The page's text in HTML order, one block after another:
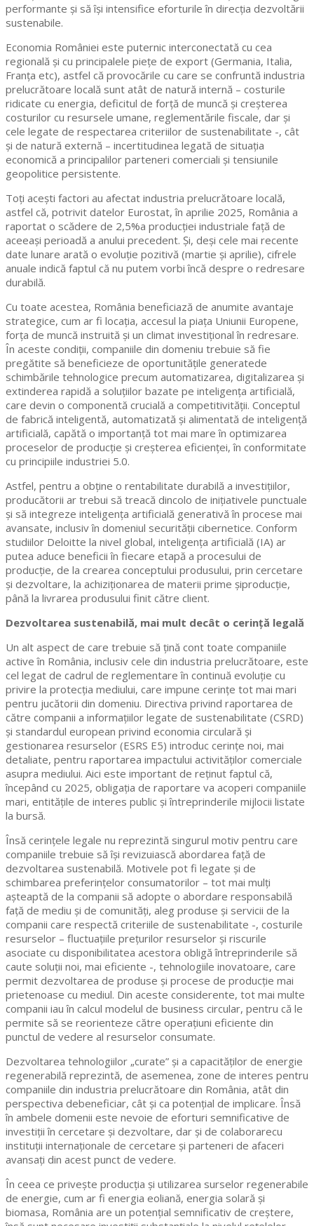
performante și să își intensifice eforturile în direcția dezvoltării
sustenabile.
Economia României este puternic interconectată cu cea
regională și cu principalele piețe de export (Germania, Italia,
Franța etc), astfel că provocările cu care se confruntă industria
prelucrătoare locală sunt atât de natură internă – costurile
ridicate cu energia, deficitul de forță de muncă și creșterea
costurilor cu resursele umane, reglementările fiscale, dar și
cele legate de respectarea criteriilor de sustenabilitate -, cât
și de natură externă – incertitudinea legată de situația
economică a principalilor parteneri comerciali și tensiunile
geopolitice persistente.
Toți acești factori au afectat industria prelucrătoare locală,
astfel că, potrivit datelor Eurostat, în aprilie 2025, România a
raportat o scădere de 2,5%a producției industriale față de
aceeași perioadă a anului precedent. Și, deși cele mai recente
date lunare arată o evoluție pozitivă (martie și aprilie), cifrele
anuale indică faptul că nu putem vorbi încă despre o redresare
durabilă.
Cu toate acestea, România beneficiază de anumite avantaje
strategice, cum ar fi locația, accesul la piața Uniunii Europene,
forța de muncă instruită și un climat investițional în redresare.
În aceste condiții, companiile din domeniu trebuie să fie
pregătite să beneficieze de oportunitățile generatede
schimbările tehnologice precum automatizarea, digitalizarea și
extinderea rapidă a soluțiilor bazate pe inteligența artificială,
care devin o componentă crucială a competitivității. Conceptul
de fabrică inteligentă, automatizată și alimentată de inteligență
artificială, capătă o importanță tot mai mare în optimizarea
proceselor de producție și creșterea eficienței, în conformitate
cu principiile industriei 5.0.
Astfel, pentru a obține o rentabilitate durabilă a investițiilor,
producătorii ar trebui să treacă dincolo de inițiativele punctuale
și să integreze inteligența artificială generativă în procese mai
avansate, inclusiv în domeniul securității cibernetice. Conform
studiilor Deloitte la nivel global, inteligența artificială (IA) ar
putea aduce beneficii în fiecare etapă a procesului de
producție, de la crearea conceptului produsului, prin cercetare
și dezvoltare, la achiziționarea de materii prime șiproducție,
până la livrarea produsului finit către client.
Dezvoltarea sustenabilă, mai mult decât o cerință legală
Un alt aspect de care trebuie să țină cont toate companiile
active în România, inclusiv cele din industria prelucrătoare, este
cel legat de cadrul de reglementare în continuă evoluție cu
privire la protecția mediului, care impune cerințe tot mai mari
pentru jucătorii din domeniu. Directiva privind raportarea de
către companii a informațiilor legate de sustenabilitate (CSRD)
și standardul european privind economia circulară și
gestionarea resurselor (ESRS E5) introduc cerințe noi, mai
detaliate, pentru raportarea impactului activităților comerciale
asupra mediului. Aici este important de reținut faptul că,
începând cu 2025, obligația de raportare va acoperi companiile
mari, entitățile de interes public și întreprinderile mijlocii listate
la bursă.
Însă cerințele legale nu reprezintă singurul motiv pentru care
companiile trebuie să își revizuiască abordarea față de
dezvoltarea sustenabilă. Motivele pot fi legate și de
schimbarea preferințelor consumatorilor – tot mai mulți
așteaptă de la companii să adopte o abordare responsabilă
față de mediu și de comunități, aleg produse și servicii de la
companii care respectă criteriile de sustenabilitate -, costurile
resurselor – fluctuațiile prețurilor resurselor și riscurile
asociate cu disponibilitatea acestora obligă întreprinderile să
caute soluții noi, mai eficiente -, tehnologiile inovatoare, care
permit dezvoltarea de produse și procese de producție mai
prietenoase cu mediul. Din aceste considerente, tot mai multe
companii iau în calcul modelul de business circular, pentru că le
permite să se reorienteze către operațiuni eficiente din
punctul de vedere al resurselor consumate.
Dezvoltarea tehnologiilor „curate” și a capacităților de energie
regenerabilă reprezintă, de asemenea, zone de interes pentru
companiile din industria prelucrătoare din România, atât din
perspectiva debeneficiar, cât și ca potențial de implicare. Însă
în ambele domenii este nevoie de eforturi semnificative de
investiții în cercetare și dezvoltare, dar și de colaborarecu
instituții internaționale de cercetare și parteneri de afaceri
avansați din acest punct de vedere.
În ceea ce privește producția și utilizarea surselor regenerabile
de energie, cum ar fi energia eoliană, energia solară și
biomasa, România are un potențial semnificativ de creștere,